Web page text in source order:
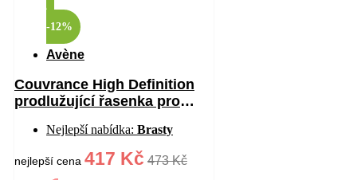
-12%
Avène
Couvrance High Definition
prodlužující řasenka pro
Nejlepší nabídka: Brasty
nejlepší cena 417 Kč 473 Kč